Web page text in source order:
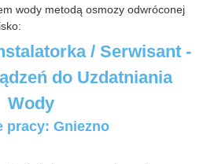
wody metodą osmozy odwróconej
/ Serwisant -
do Uzdatniania
Wody
pracy: Gniezno